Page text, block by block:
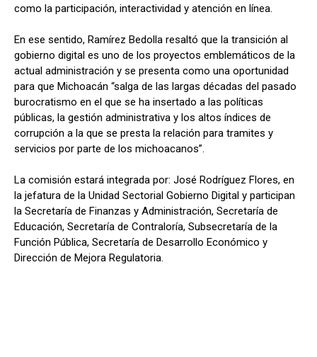
como la participación, interactividad y atención en línea.
En ese sentido, Ramírez Bedolla resaltó que la transición al
gobierno digital es uno de los proyectos emblemáticos de la
actual administración y se presenta como una oportunidad
para que Michoacán “salga de las largas décadas del pasado
burocratismo en el que se ha insertado a las políticas
públicas, la gestión administrativa y los altos índices de
corrupción a la que se presta la relación para tramites y
servicios por parte de los michoacanos”.
La comisión estará integrada por: José Rodríguez Flores, en
la jefatura de la Unidad Sectorial Gobierno Digital y participan
la Secretaría de Finanzas y Administración, Secretaría de
Educación, Secretaría de Contraloría, Subsecretaría de la
Función Pública, Secretaría de Desarrollo Económico y
Dirección de Mejora Regulatoria.